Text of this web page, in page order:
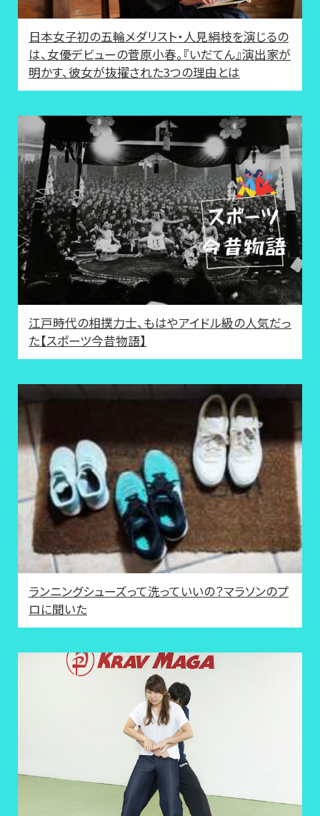
日本女子初の五輪メダリスト・人見絹枝を演じるの
は、女優デビューの菅原小春。『いだてん』演出家が
明かす、彼女が抜擢された3つの理由とは
江戸時代の相撲力士、もはやアイドル級の人気だっ
た【スポーツ今昔物語】
ランニングシューズって洗っていいの？マラソンのプ
ロに聞いた